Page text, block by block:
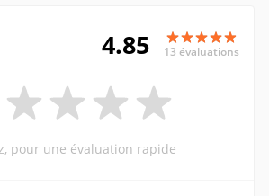
4.85 13 évaluations
pour une évaluation rapide